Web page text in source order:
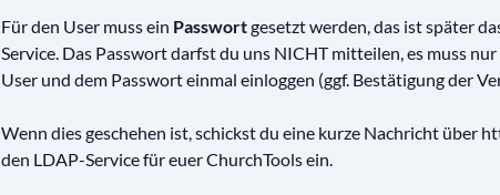
Für den User muss ein Passwortgesetzt werden, das ist später
Service. Das Passwort darfst du uns NICHT mitteilen, es muss
User und dem Passwort einmal einloggen (ggf. Bestätigung der
Wenn dies geschehen ist, schickst du eine kurze Nachricht über
den LDAP-Service für euer ChurchTools ein.